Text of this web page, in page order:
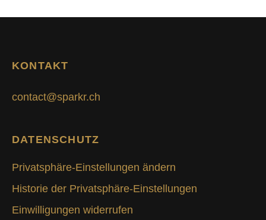
KONTAKT
contact@sparkr.ch
DATENSCHUTZ
Privatsphäre-Einstellungen ändern
Historie der Privatsphäre-Einstellungen
Einwilligungen widerrufen